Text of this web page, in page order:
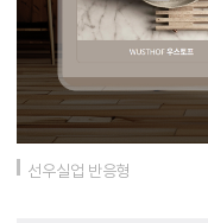
선우실업 반응형